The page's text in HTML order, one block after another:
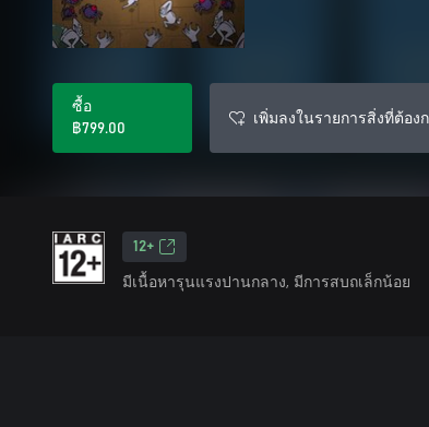
ซื้อ
฿799.00
เพิ่มลงในรายการสิ่งที่ต้อง
12+
มีเนื้อหารุนแรงปานกลาง, มีการสบถเล็กน้อย